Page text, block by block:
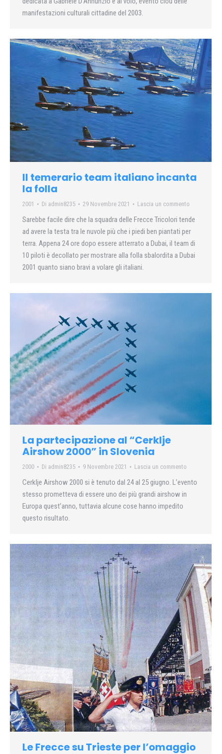
manifestazioni culturali cittadine del 2003.
Il temerario team italiano incanta
la folla
2001 Di admin8235 29 Novembre 2021 Lascia un commento
Sarebbe facile dire che la squadra delle Frecce Tricolori tende
ad avere la testa tra le nuvole più che i piedi ben piantati per
terra. Appena 24 ore dopo essere atterrato a Dubai, il team di
10 piloti è decollato per mostrare alla folla sbalordita a Dubai
2001 quanto siano bravi a volare gli italiani.
La partecipazione al “Cerklje
Airshow 2000” in Slovenia
2000 Di admin8235 9 Novembre 2021 Lascia un commento
Cerklje Airshow 2000 si è tenuto dal 24 al 25 giugno. L’evento
stesso prometteva di essere uno dei più grandi airshow in
Europa quest’anno, tuttavia alcune cose hanno impedito
questo risultato.
Le Frecce su Trieste per l’omaggio